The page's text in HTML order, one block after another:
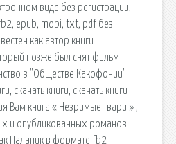
виде без регистрации,
fb2, epub, mobi, txt, pdf без
как автор книги
позже был снят фильм
в "Обществе Какофонии"
скачать книги, скачать книги
Вам книга « Незримые твари » ,
и опубликованных романов
Паланик в формате fb2